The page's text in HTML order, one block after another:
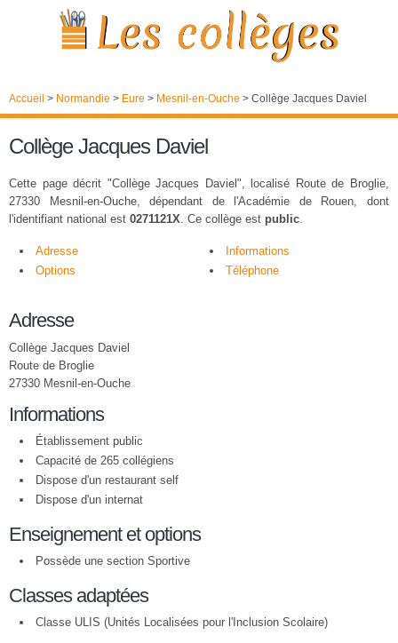
Accueil > Normandie > Eure > Mesnil-en-Ouche > Collège Jacques Daviel
Collège Jacques Daviel
Cette page décrit "Collège Jacques Daviel", localisé Route de Broglie,
27330 Mesnil-en-Ouche, dépendant de l'Académie de Rouen, dont
l'identifiant national est 0271121X. Ce collège est public.
Adresse
Informations
Options
Téléphone
Adresse
Collège Jacques Daviel
Route de Broglie
27330 Mesnil-en-Ouche
Informations
Établissement public
Capacité de 265 collégiens
Dispose d'un restaurant self
Dispose d'un internat
Enseignement et options
Possède une section Sportive
Classes adaptées
Classe ULIS (Unités Localisées pour l'Inclusion Scolaire)